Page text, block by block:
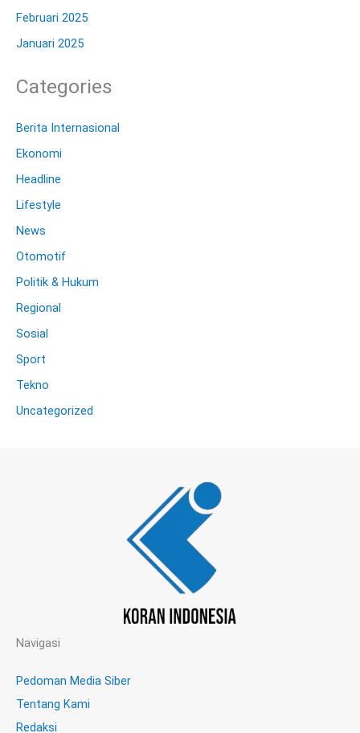
Februari 2025
Januari 2025
Categories
Berita Internasional
Ekonomi
Headline
Lifestyle
News
Otomotif
Politik & Hukum
Regional
Sosial
Sport
Tekno
Uncategorized
Navigasi
Pedoman Media Siber
Tentang Kami
Redaksi